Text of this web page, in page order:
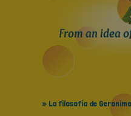
From an idea
» La filosofia de